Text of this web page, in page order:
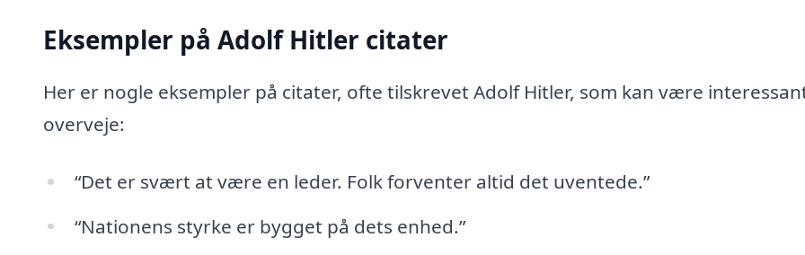
Eksempler på Adolf Hitler citater
Her er nogle eksempler på citater, ofte tilskrevet Adolf Hitler, som kan være
overveje:
“Det er svært at være en leder. Folk forventer altid det uventede.”
“Nationens styrke er bygget på dets enhed.”